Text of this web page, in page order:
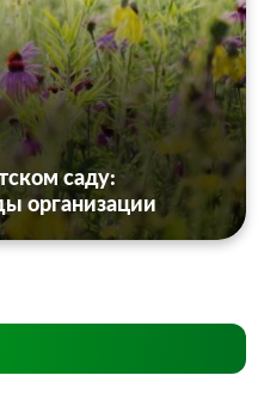
саду:
организации